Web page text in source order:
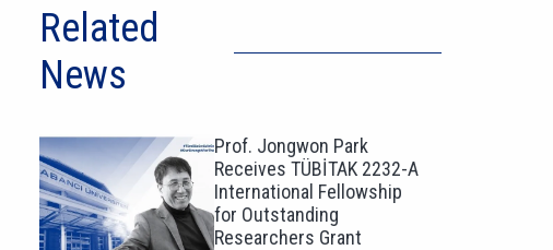
Related
News
Prof. Jongwon Park
Receives TÜBİTAK 2232-A
International Fellowship
for Outstanding
Researchers Grant